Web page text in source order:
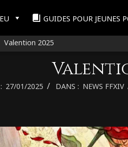
GUIDES POUR JEUNES
Valention 2025
8.0 : EVERCOLD annoncée pour début
27/01/2025 DANS : NEWS FFXIV